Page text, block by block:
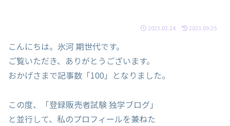
2023.02.24 2023.09.25
こんにちは。氷河 期世代です。
ご覧いただき、ありがとうございます。
おかげさまで記事数「100」となりました。
この度、「登録販売者試験 独学ブログ」
と並行して、私のプロフィールを兼ねた